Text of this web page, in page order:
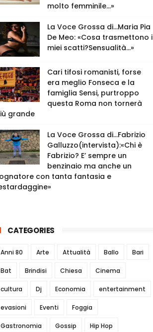
molto femminile…»
La Voce Grossa di…Maria Pia
De Meo: «Cosa trasmettono i
miei scatti?Sensualità…»
Cari tifosi romanisti, forse
era meglio Fonseca e la
famiglia Sensi, purtroppo
questa Roma non tornerà
grande
La Voce Grossa di…Fabrizio
Galluzzo(intervista):«Chi è
Fabrizio? E’ sempre un
benzinaio ma anche un
con tanta fantasia e
CATEGORIES
Anni 80 Arte Attualità Ballo Bari
Bat Brindisi Chiesa Cinema
cultura Dj Economia entertainment
evasioni Eventi Foggia
Gastronomia Gossip Hip Hop